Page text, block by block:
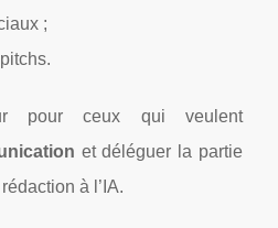
;
pour ceux qui veulent
et déléguer la partie
à l’IA.